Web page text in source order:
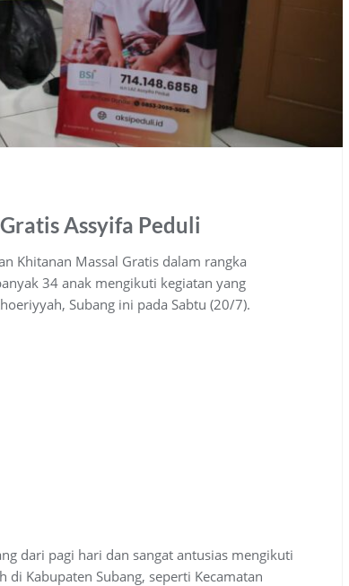
Assyifa Peduli
Khitanan Massal Gratis dalam rangka
34 anak mengikuti kegiatan yang
Subang ini pada Sabtu (20/7).
dari pagi hari dan sangat antusias mengikuti
Kabupaten Subang, seperti Kecamatan